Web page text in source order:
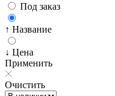
Под заказ
↑ Название
↓ Цена
Применить
Очистить